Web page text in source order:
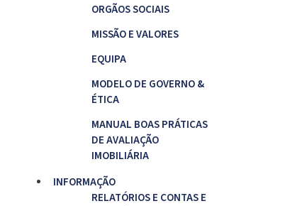
ORGÃOS SOCIAIS
MISSÃO E VALORES
EQUIPA
MODELO DE GOVERNO &
ÉTICA
MANUAL BOAS PRÁTICAS
DE AVALIAÇÃO
IMOBILIÁRIA
INFORMAÇÃO
RELATÓRIOS E CONTAS E